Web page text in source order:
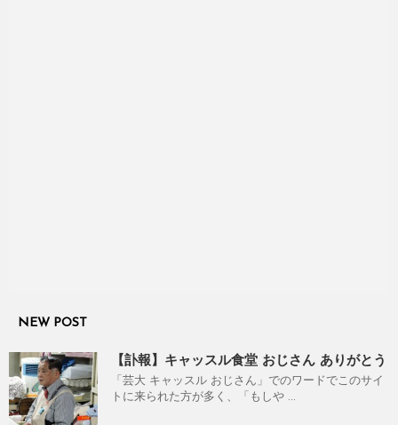
NEW POST
【訃報】キャッスル食堂 おじさん ありがとう
「芸大 キャッスル おじさん」でのワードでこのサイ
トに来られた方が多く、「もしや ...